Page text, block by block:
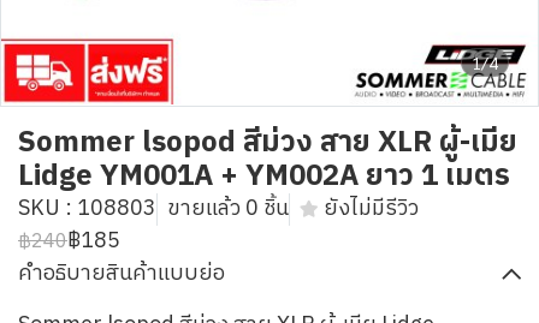
1/4
Sommer lsopod สีม่วง สาย XLR ผู้-เมีย
Lidge YM001A + YM002A ยาว 1 เมตร
SKU : 108803 ขายแล้ว 0 ชิ้น ยังไม่มีรีวิว
฿240฿185
คำอธิบายสินค้าแบบย่อ